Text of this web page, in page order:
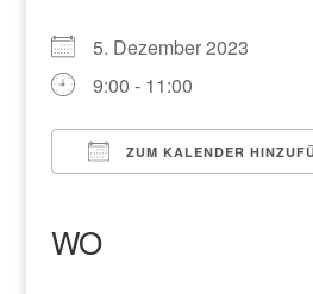
5. Dezember 2023
9:00 - 11:00
ZUM KALENDER
WO